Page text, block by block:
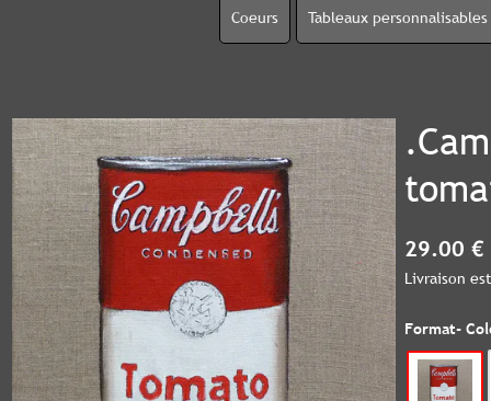
Coeurs Tableaux personnalisables
29.00 €
Livraison
Format-